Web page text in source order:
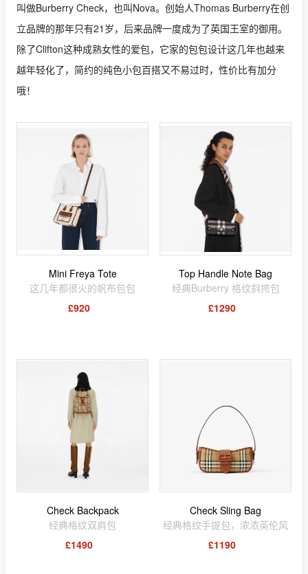
叫做Burberry Check，也叫Nova。创始人Thomas Burberry在创
立品牌的那年只有21岁，后来品牌一度成为了英国王室的御用。
除了Clifton这种成熟女性的爱包，它家的包包设计这几年也越来
越年轻化了，简约的纯色小包百搭又不易过时，性价比有加分
哦！
Mini Freya Tote
这几年都很火的帆布包包
£920
Top Handle Note Bag
经典Burberry 格纹斜挎包
£1290
Check Backpack
经典格纹双肩包
£1490
Check Sling Bag
经典格纹手提包，浓浓英伦风
£1190